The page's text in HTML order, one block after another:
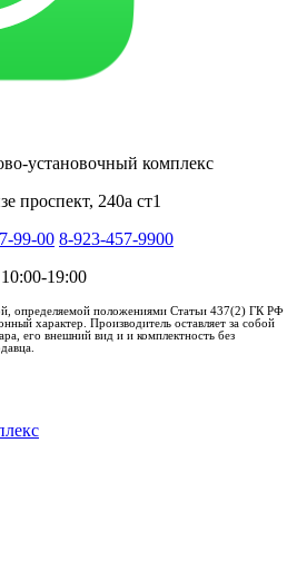
установочный комплекс
проспект, 240а ст1
99-00 8-923-457-9900
19:00
определяемой положениями Статьи 437(2) ГК РФ
характер. Производитель оставляет за собой
его внешний вид и и комплектность без